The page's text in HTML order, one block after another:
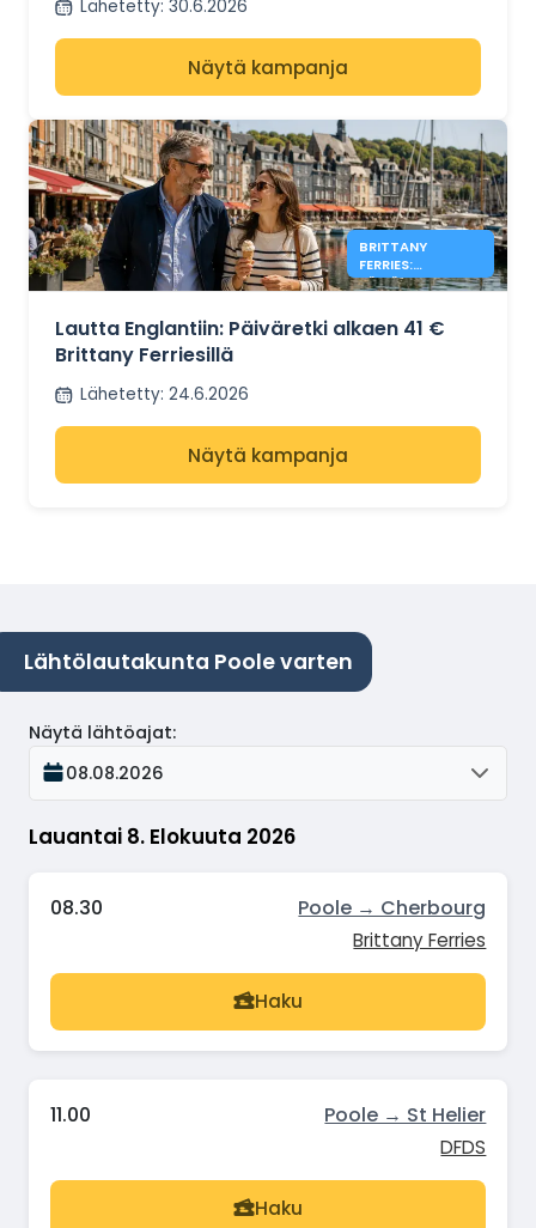
Lähetetty: 30.6.2026
Näytä kampanja
BRITTANY
FERRIES:
PÄIVÄRETKET
ALKAEN 41 €
Lautta Englantiin: Päiväretki alkaen 41 €
Brittany Ferriesillä
Lähetetty: 24.6.2026
Näytä kampanja
Lähtölautakunta Poole varten
Lauantai 8. Elokuuta 2026
Näytä lähtöajat:
08.08.2026
08.30 Poole → Cherbourg
Brittany Ferries
Haku
11.00 Poole → St Helier
DFDS
Haku